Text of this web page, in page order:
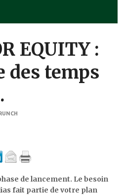
EQUITY :
des temps
de lancement. Le besoin
fait partie de votre plan